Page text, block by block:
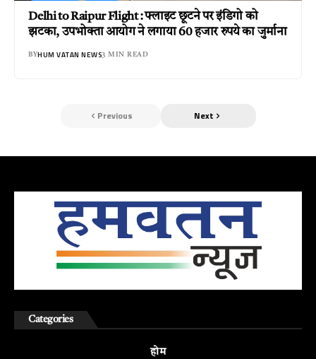
Delhi to Raipur Flight : फ्लाइट छूटने पर इंडिगो को
झटका, उपभोक्ता आयोग ने लगाया 60 हजार रुपये का जुर्माना
BYHUM VATAN NEWS3 MIN READ
Previous Next
Categories
होम